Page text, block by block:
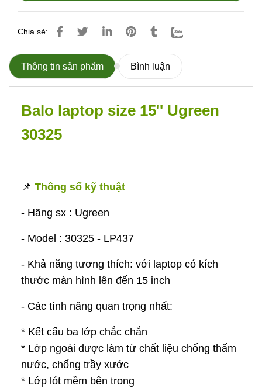
Chia sẻ:
Thông tin sản phẩm Bình luận
Balo laptop size 15'' Ugreen
30325
📌 Thông số kỹ thuật
- Hãng sx : Ugreen
- Model : 30325 - LP437
- Khả năng tương thích: với laptop có kích
thước màn hình lên đến 15 inch
- Các tính năng quan trọng nhất:
* Kết cấu ba lớp chắc chắn
* Lớp ngoài được làm từ chất liệu chống thấm
nước, chống trầy xước
* Lớp lót mềm bên trong